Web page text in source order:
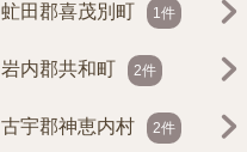
虻田郡喜茂別町 1件
岩内郡共和町 2件
古宇郡神恵内村 2件